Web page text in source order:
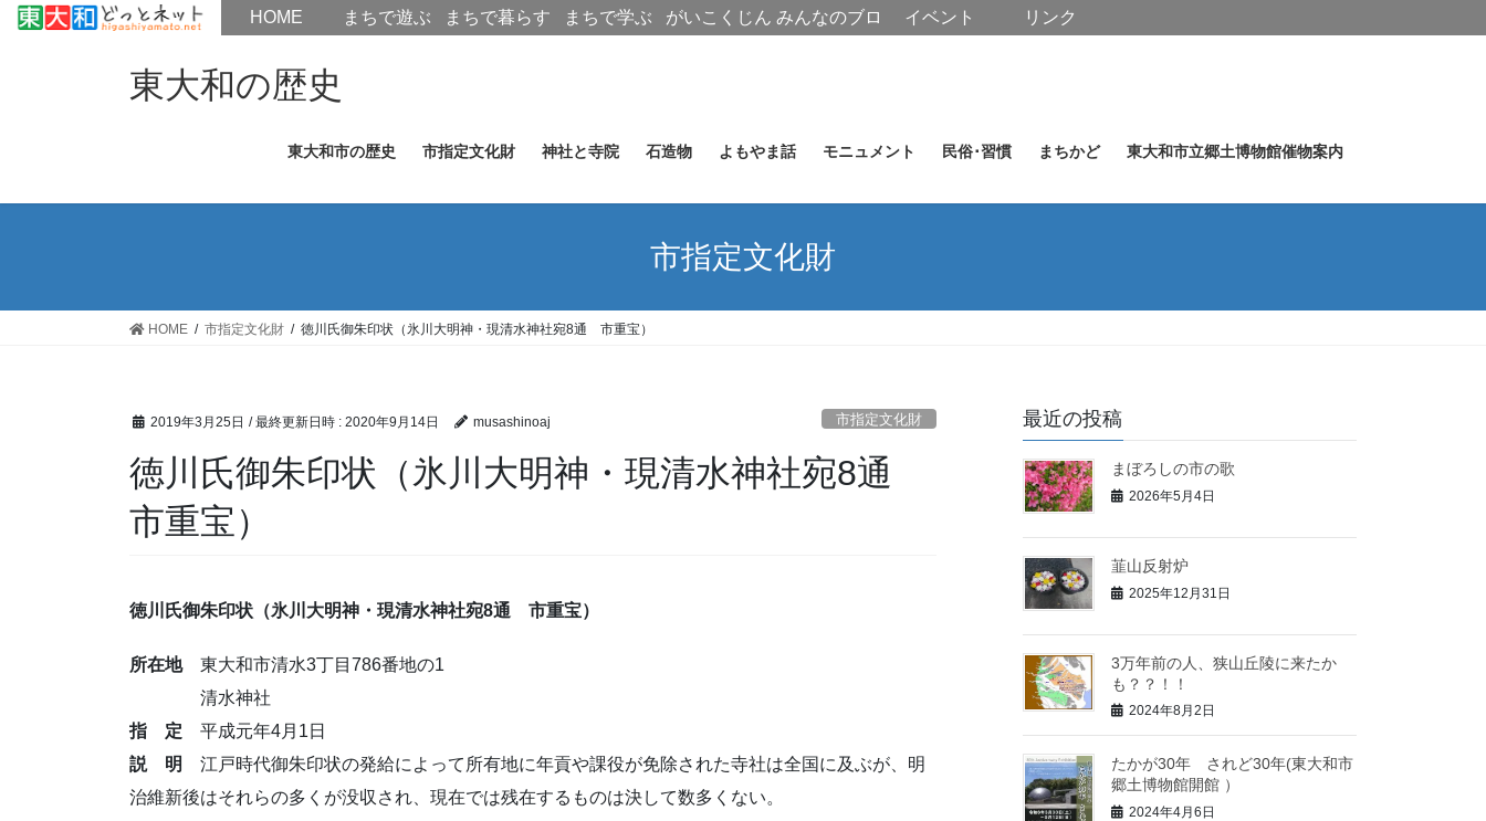
ス
ン
東大和の歴史
東大和市の歴史 市指定文化財 神社と寺院 石造物 よもやま話 モニュメント 民俗･習慣 まちかど 東大和市立郷土博物館催物案内
市指定文化財
HOME 市指定文化財 徳川氏御朱印状（氷川大明神・現清水神社宛8通 市重宝）
2019年3月25日 / 最終更新日時 : 2020年9月14日 musashinoaj 市指定文化財
徳川氏御朱印状（氷川大明神・現清水神社宛8通
市重宝）
徳川氏御朱印状（氷川大明神・現清水神社宛8通 市重宝）
所在地東大和市清水3丁目786番地の1
清水神社
指 定 平成元年4月1日
説 明
江戸時代御朱印状の発給によって所有地に年貢や課役が免除された寺社は全国に及ぶが、明
治維新後はそれらの多くが没収され、現在では残在するものは決して数多くない。
最近の投稿
まぼろしの市の歌
2026年5月4日
韮山反射炉
2025年12月31日
3万年前の人、狭山丘陵に来たか
も？？！！
2024年8月2日
たかが30年 されど30年(東大和市
郷土博物館開館 ）
2024年4月6日
HOMEHOME まちで遊ぶ まちで暮らす まちで学ぶ がいこくじん みんなのブロ
イベント リンク